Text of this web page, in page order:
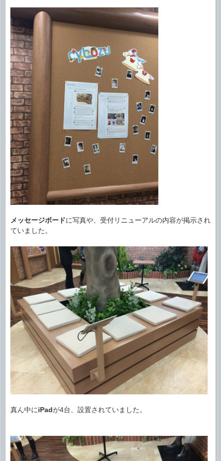
メッセージボードに写真や、受付リニューアルの内容が掲示され
ていました。
真ん中にiPadが4台、設置されていました。